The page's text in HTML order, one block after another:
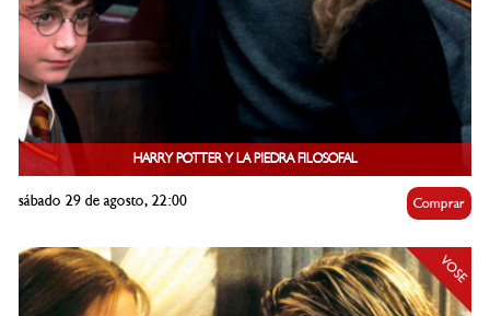
HARRY POTTER Y LA PIEDRA FILOSOFAL
sábado 29 de agosto, 22:00 Comprar
VOSE